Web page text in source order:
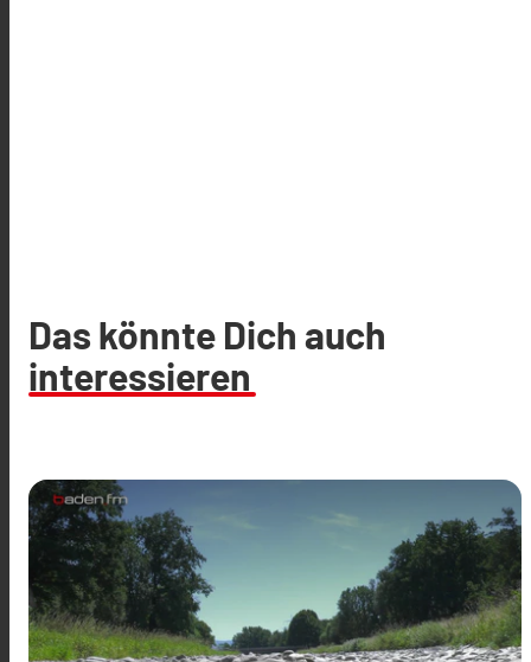
Das könnte Dich auch
interessieren